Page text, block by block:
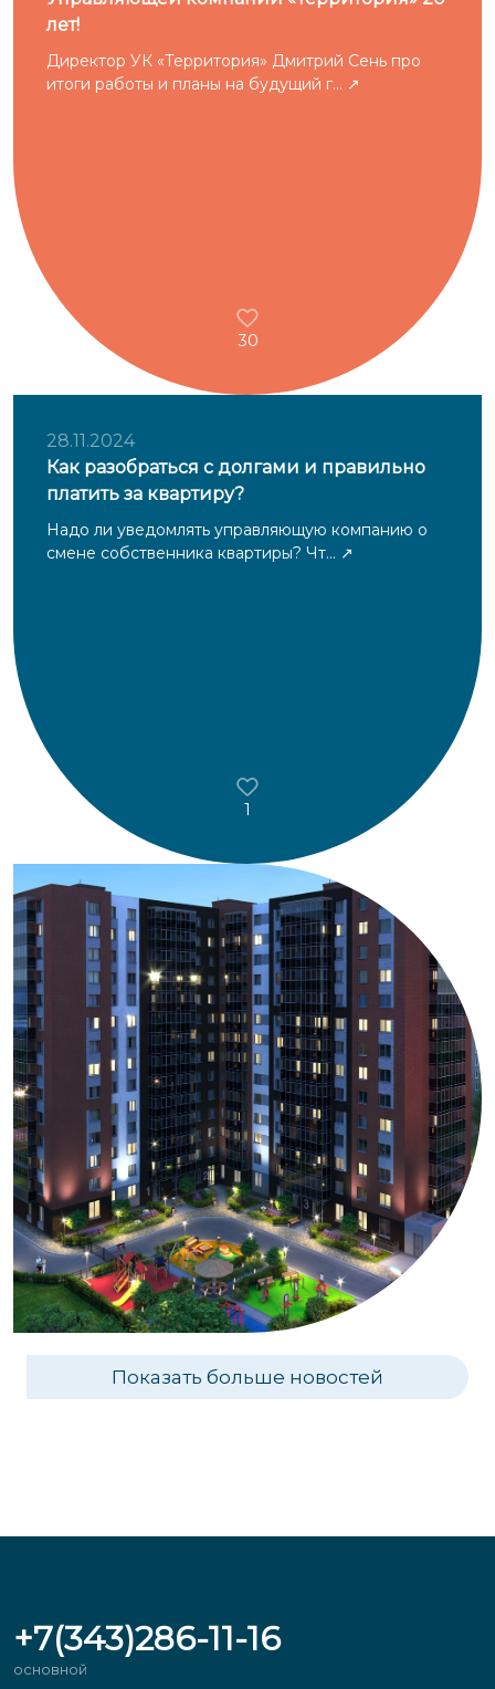
лет!
Директор УК «Территория» Дмитрий Сень про
итоги работы и планы на будущий г...
30
28.11.2024
Как разобраться с долгами и правильно
платить за квартиру?
Надо ли уведомлять управляющую компанию о
смене собственника квартиры? Чт...
1
Показать больше новостей
+7(343)286-11-16
основной